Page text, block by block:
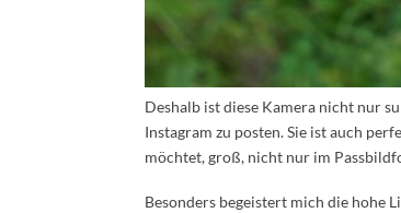
Deshalb ist diese Kamera nicht nur
Instagram zu posten. Sie ist auch
möchtet, groß, nicht nur im
Besonders begeistert mich die hohe